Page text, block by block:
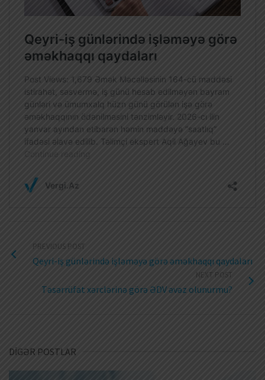
PREVIOUS POST
Qeyri-iş günlərində işləməyə görə əməkhaqqı qaydaları
NEXT POST
Təsərrüfat xərclərinə görə ƏDV əvəz olunurmu?
DİGƏR POSTLAR